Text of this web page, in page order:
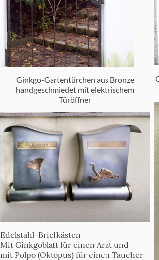
Ginkgo-Gartentürchen aus Bronze
handgeschmiedet mit elektrischem
Türöffner
Edelstahl-Briefkästen
Mit Ginkgoblatt für einen Arzt und
mit Polpo (Oktopus) für einen Taucher